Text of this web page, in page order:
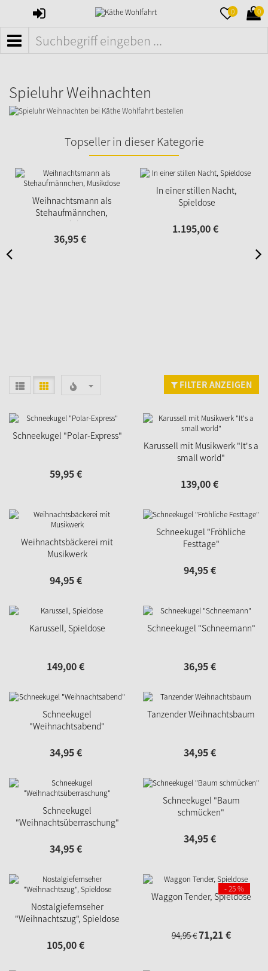
ANMELDEN 0 0
MENÜ
Spieluhr Weihnachten
Topseller in dieser Kategorie
Weihnachtsmann als
Stehaufmännchen,
Musikdose
36,95€
In einer stillen Nacht,
Spieldose
1.195,00€
FILTER ANZEIGEN
Schneekugel "Polar-Express"
59,95€
Karussell mit Musikwerk "It's a
small world"
139,00€
Weihnachtsbäckerei mit
Musikwerk
94,95€
Schneekugel "Fröhliche
Festtage"
94,95€
Karussell, Spieldose
149,00€
Schneekugel "Schneemann"
36,95€
Schneekugel
"Weihnachtsabend"
34,95€
Tanzender Weihnachtsbaum
34,95€
Schneekugel
"Weihnachtsüberraschung"
34,95€
Schneekugel "Baum
schmücken"
34,95€
Nostalgiefernseher
"Weihnachtszug", Spieldose
105,00€
Waggon Tender, Spieldose
94,95€71,21€
- 25 %